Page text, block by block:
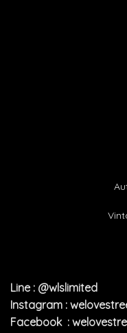
Line : @wlslimited
Instagram :
Facebook :